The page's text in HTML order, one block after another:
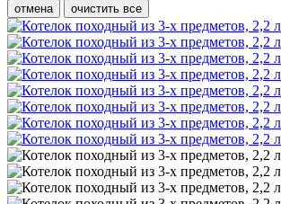
отмена очистить все